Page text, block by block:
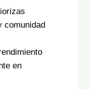
comunidad
en